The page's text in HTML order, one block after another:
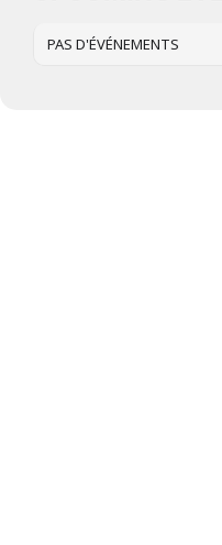
PAS D'ÉVÉNEMENTS